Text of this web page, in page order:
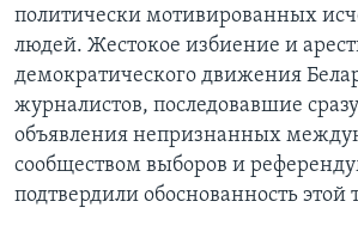
политически мотивированных
людей. Жестокое избиение и
демократического движения
журналистов, последовавшие
объявления непризнанных
сообществом выборов и
подтвердили обоснованность этой